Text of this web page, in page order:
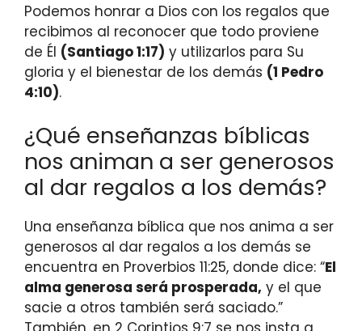
Podemos honrar a Dios con los regalos que
recibimos al reconocer que todo proviene
de Él (Santiago 1:17) y utilizarlos para Su
gloria y el bienestar de los demás (1 Pedro
4:10).
¿Qué enseñanzas bíblicas
nos animan a ser generosos
al dar regalos a los demás?
Una enseñanza bíblica que nos anima a ser
generosos al dar regalos a los demás se
encuentra en Proverbios 11:25, donde dice: “El
alma generosa será prosperada, y el que
sacie a otros también será saciado.”